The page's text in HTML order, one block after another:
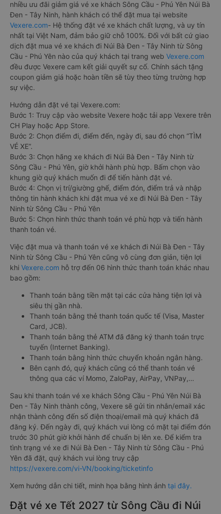
nhiều ưu đãi giảm giá vé xe khách Sông Cầu - Phú Yên Núi Bà
Đen - Tây Ninh, hành khách có thể đặt mua tại website
Vexere.com- Hệ thống đặt vé xe khách chất lượng, và uy tín
nhất tại Việt Nam, đảm bảo giữ chỗ 100%. Đối với bất cứ giao
dịch đặt mua vé xe khách đi Núi Bà Đen - Tây Ninh từ Sông
Cầu - Phú Yên nào của quý khách tại trang web Vexere.com
đều được Vexere cam kết giải quyết sự cố. Chính sách tặng
coupon giảm giá hoặc hoàn tiền sẽ tùy theo từng trường hợp
sự việc.
Hướng dẫn đặt vé tại Vexere.com:
Bước 1: Truy cập vào website Vexere hoặc tải app Vexere trên
CH Play hoặc App Store.
Bước 2: Chọn điểm đi, điểm đến, ngày đi, sau đó chọn “TÌM
VÉ XE”.
Bước 3: Chọn hãng xe khách đi Núi Bà Đen - Tây Ninh từ
Sông Cầu - Phú Yên, giờ khởi hành phù hợp. Bấm chọn vào
khung giờ quý khách muốn đi để tiến hành đặt vé.
Bước 4: Chọn vị trí/giường ghế, điểm đón, điểm trả và nhập
thông tin hành khách khi đặt mua vé xe đi Núi Bà Đen - Tây
Ninh từ Sông Cầu - Phú Yên
Bước 5: Chọn hình thức thanh toán vé phù hợp và tiến hành
thanh toán vé.
Việc đặt mua và thanh toán vé xe khách đi Núi Bà Đen - Tây
Ninh từ Sông Cầu - Phú Yên cũng vô cùng đơn giản, tiện lợi
khi Vexere.com hỗ trợ đến 06 hình thức thanh toán khác nhau
bao gồm:
Thanh toán bằng tiền mặt tại các cửa hàng tiện lợi và
siêu thị gần nhà.
Thanh toán bằng thẻ thanh toán quốc tế (Visa, Master
Card, JCB).
Thanh toán bằng thẻ ATM đã đăng ký thanh toán trực
tuyến (Internet Banking).
Thanh toán bằng hình thức chuyển khoản ngân hàng.
Bên cạnh đó, quý khách cũng có thể thanh toán vé
thông qua các ví Momo, ZaloPay, AirPay, VNPay,…
Sau khi thanh toán vé xe khách Sông Cầu - Phú Yên Núi Bà
Đen - Tây Ninh thành công, Vexere sẽ gửi tin nhắn/email xác
nhận thành công đến số điện thoại/email mà quý khách đã
đăng ký. Đến ngày đi, quý khách vui lòng có mặt tại điểm đón
trước 30 phút giờ khởi hành để chuẩn bị lên xe. Để kiểm tra
tình trạng vé xe đi Núi Bà Đen - Tây Ninh từ Sông Cầu - Phú
Yên đã đặt, quý khách vui lòng truy cập
https://vexere.com/vi-VN/booking/ticketinfo
Xem hướng dẫn chi tiết, minh họa bằng hình ảnh tại đây.
Đặt vé xe Tết 2027 từ Sông Cầu đi Núi